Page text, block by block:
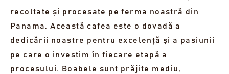
recoltate și procesate pe ferma noastră din
Panama. Această cafea este o dovadă a
dedicării noastre pentru excelență și a pasiunii
pe care o investim în fiecare etapă a
procesului. Boabele sunt prăjite mediu,